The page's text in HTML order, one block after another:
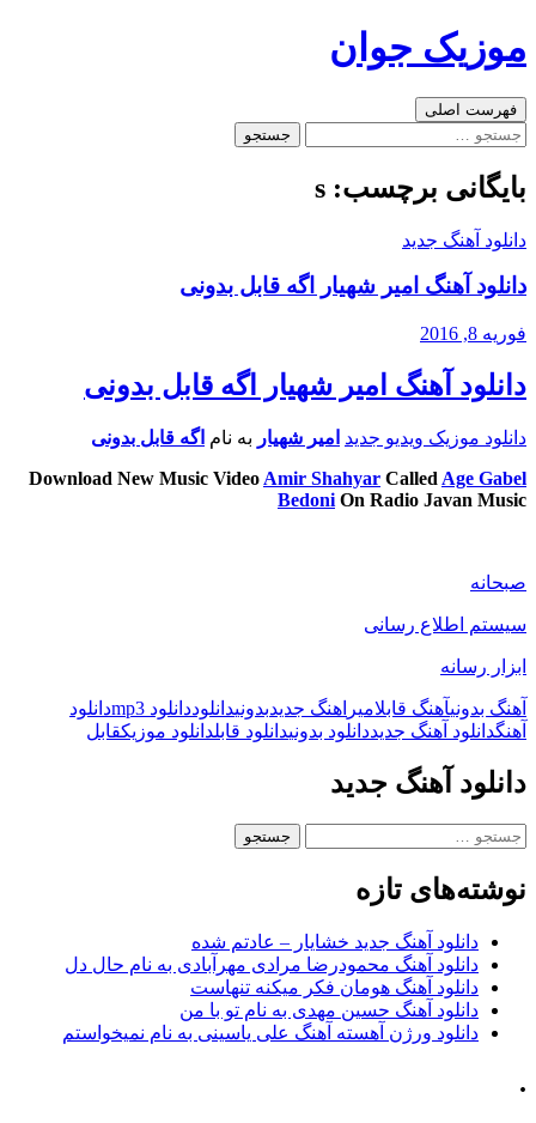
به
موزیک جوان
جست‌وجو
فهرست اصلی
جستجو
بایگانی برچسب: s
دانلود آهنگ جدید
دانلود آهنگ امیر شهیار اگه قابل بدونی
فوریه 8, 2016
دانلود آهنگ امیر شهیار اگه قابل بدونی
دانلود موزیک ویدیو جدید امیر شهیار به نام اگه قابل بدونی
Download New Music Video Amir Shahyar Called Age Gabel
Bedoni On Radio Javan Music
صبحانه
سیستم اطلاع رسانی
ابزار رسانه
آهنگ بدونیآهنگ قابلامیر اهنگ جدیدبدونیدانلوددانلود mp3
دانلود
آهنگدانلود آهنگ جدیددانلود بدونیدانلود قابلدانلود موزیکقابل
دانلود آهنگ جدید
جستجو
نوشته‌های تازه
دانلود آهنگ جدید خشایار – عادتم شده
دانلود آهنگ محمودرضا مرادی مهرآبادی به نام حال دل
دانلود آهنگ هومان فکر میکنه تنهاست
دانلود آهنگ حسین مهدی به نام تو با من
دانلود ورژن آهسته آهنگ علی یاسینی به نام نمیخواستم
.